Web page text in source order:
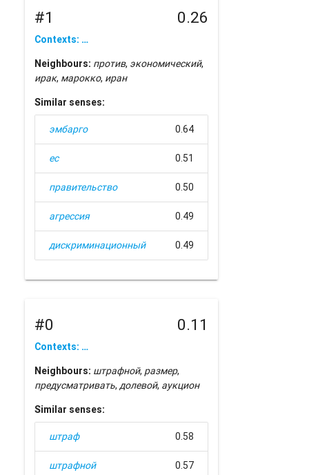
#1 0.26
Contexts: …
Neighbours: против, экономический,
ирак, марокко, иран
Similar senses:
эмбарго 0.64
ес 0.51
правительство 0.50
агрессия 0.49
дискриминационный 0.49
#0 0.11
Contexts: …
Neighbours: штрафной, размер,
предусматривать,долевой, аукцион
Similar senses:
штраф 0.58
штрафной 0.57